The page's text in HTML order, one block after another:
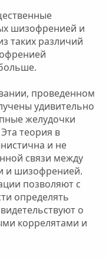
шизофренией и
таких различий
проведенном
удивительно
желудочки
теория в
и не
связи между
и шизофренией.
позволяют с
определять
о
коррелятами и